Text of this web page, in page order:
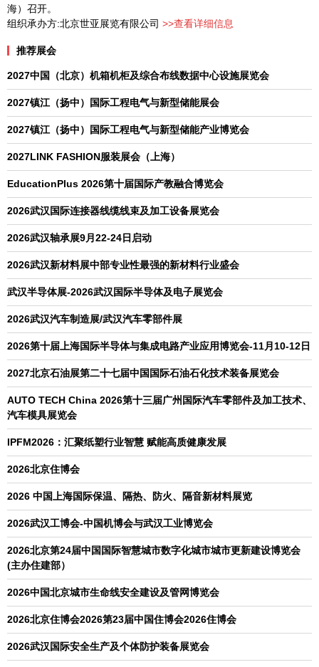
海）召开。
组织承办方:北京世亚展览有限公司 >>查看详细信息
推荐展会
2027中国（北京）机箱机柜及综合布线数据中心设施展览会
2027镇江（扬中）国际工程电气与新型储能展会
2027镇江（扬中）国际工程电气与新型储能产业博览会
2027LINK FASHION服装展会（上海）
EducationPlus 2026第十届国际产教融合博览会
2026武汉国际连接器线缆线束及加工设备展览会
2026武汉轴承展9月22-24日启动
2026武汉新材料展中部专业性最强的新材料行业盛会
武汉半导体展-2026武汉国际半导体及电子展览会
2026武汉汽车制造展/武汉汽车零部件展
2026第十届上海国际半导体与集成电路产业应用博览会-11月10-12日
2027北京石油展第二十七届中国国际石油石化技术装备展览会
AUTO TECH China 2026第十三届广州国际汽车零部件及加工技术、
汽车模具展览会
IPFM2026：汇聚纸塑行业智慧 赋能高质健康发展
2026北京住博会
2026 中国上海国际保温、隔热、防火、隔音新材料展览
2026武汉工博会-中国机博会与武汉工业博览会
2026北京第24届中国国际智慧城市数字化城市城市更新建设博览会
(主办住建部）
2026中国北京城市生命线安全建设及管网博览会
2026北京住博会2026第23届中国住博会2026住博会
2026武汉国际安全生产及个体防护装备展览会